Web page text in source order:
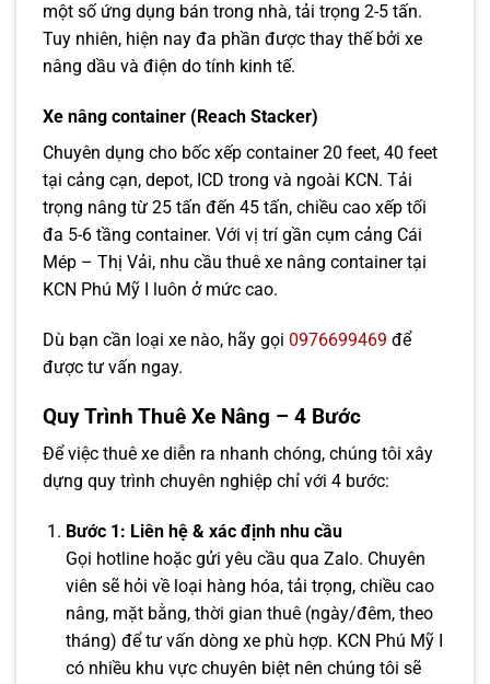
một số ứng dụng bán trong nhà, tải trọng 2-5 tấn.
Tuy nhiên, hiện nay đa phần được thay thế bởi xe
nâng dầu và điện do tính kinh tế.
Xe nâng container (Reach Stacker)
Chuyên dụng cho bốc xếp container 20 feet, 40 feet
tại cảng cạn, depot, ICD trong và ngoài KCN. Tải
trọng nâng từ 25 tấn đến 45 tấn, chiều cao xếp tối
đa 5-6 tầng container. Với vị trí gần cụm cảng Cái
Mép – Thị Vải, nhu cầu thuê xe nâng container tại
KCN Phú Mỹ I luôn ở mức cao.
Dù bạn cần loại xe nào, hãy gọi 0976699469 để
được tư vấn ngay.
Quy Trình Thuê Xe Nâng – 4 Bước
Để việc thuê xe diễn ra nhanh chóng, chúng tôi xây
dựng quy trình chuyên nghiệp chỉ với 4 bước:
Bước 1: Liên hệ & xác định nhu cầu
Gọi hotline hoặc gửi yêu cầu qua Zalo. Chuyên
viên sẽ hỏi về loại hàng hóa, tải trọng, chiều cao
nâng, mặt bằng, thời gian thuê (ngày/đêm, theo
tháng) để tư vấn dòng xe phù hợp. KCN Phú Mỹ I
có nhiều khu vực chuyên biệt nên chúng tôi sẽ